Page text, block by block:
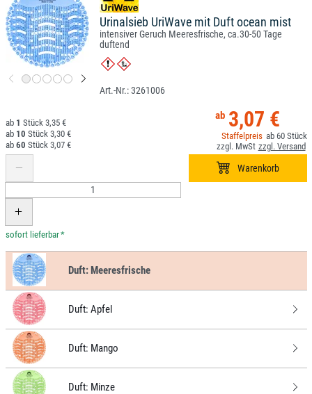
Urinalsieb UriWave mit Duft ocean mist
intensiver Geruch Meeresfrische, ca.30-50 Tage
duftend
3261006
3,07 €
60
1
3,35 €
10
3,30 €
60
3,07 €
*
Duft:Meeresfrische
Duft: Apfel
Duft: Mango
Duft: Minze